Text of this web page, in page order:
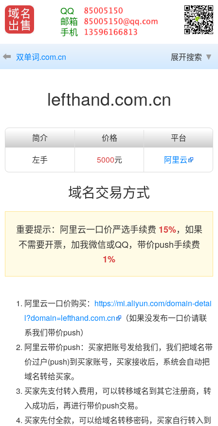
QQ
邮箱
手机
双单词.com.cn 展开搜索
lefthand.com.cn
简介 价格
平台
左手
5000元 阿里云
域名交易方式
重要提示：阿里云一口价严选手续费 15%，如果
不需要开票，加我微信或QQ，带价push手续费
1%
阿里云一口价购买： https://mi.aliyun.com/domain-detai
l?domain=lefthand.com.cn
（如果没发布一口价请联
系我们带价push）
阿里云带价push：买家把账号发给我们，我们把域名带
价过户(push)到买家账号，买家接收后，系统会自动把
域名转给买家。
买家先支付转入费用，可以转移域名到其它注册商，转
入成功后，再进行带价push交易。
买家先付全款，可以给域名转移密码，买家自行转入到